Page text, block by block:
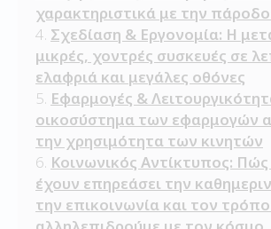
χαρακτηριστικά με την
Σχεδίαση & Εργονομία: Η
μικρές, χοντρές συσκευές σε
ελαφριά και μεγάλες οθόνες
Εφαρμογές &
οικοσύστημα των εφαρμογών
την χρησιμότητα των κινητών
Κοινωνικός Αντίκτυπος: Πώς
έχουν επηρεάσει την
την επικοινωνία και τον